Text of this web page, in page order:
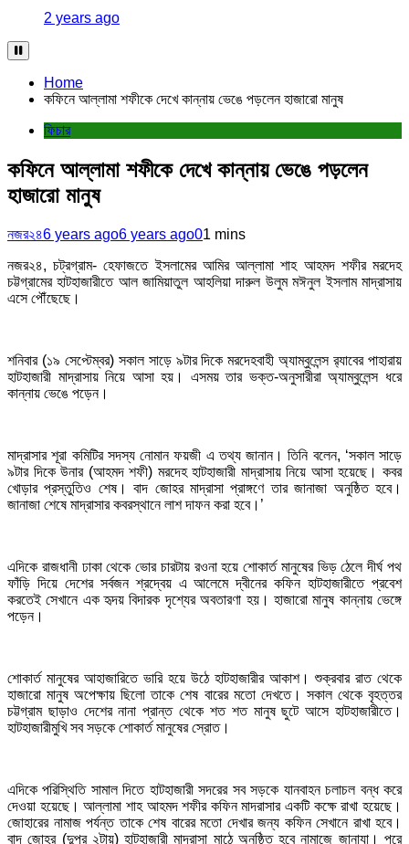
2 years ago
Home
কফিনে আল্লামা শফীকে দেখে কান্নায় ভেঙে পড়লেন হাজারো মানুষ
ফিচার
কফিনে আল্লামা শফীকে দেখে কান্নায় ভেঙে পড়লেন
হাজারো মানুষ
নজর২৪6 years ago6 years ago01 mins
নজর২৪, চট্রগ্রাম- হেফাজতে ইসলামের আমির আল্লামা শাহ আহমদ শফীর মরদেহ
চট্টগ্রামের হাটহাজারীতে আল জামিয়াতুল আহলিয়া দারুল উলুম মঈনুল ইসলাম মাদ্রাসায়
এসে পৌঁছেছে।
শনিবার (১৯ সেপ্টেম্বর) সকাল সাড়ে ৯টার দিকে মরদেহবাহী অ্যাম্বুলেন্স র‌্যাবের পাহারায়
হাটহাজারী মাদ্রাসায় নিয়ে আসা হয়। এসময় তার ভক্ত-অনুসারীরা অ্যাম্বুলেন্স ধরে
কান্নায় ভেঙে পড়েন।
মাদ্রাসার শূরা কমিটির সদস্য নোমান ফয়জী এ তথ্য জানান। তিনি বলেন, ‘সকাল সাড়ে
৯টার দিকে উনার (আহমদ শফী) মরদেহ হাটহাজারী মাদ্রাসায় নিয়ে আসা হয়েছে। কবর
খোড়ার প্রস্তুতিও শেষ। বাদ জোহর মাদ্রাসা প্রাঙ্গণে তার জানাজা অনুষ্ঠিত হবে।
জানাজা শেষে মাদ্রাসার কবরস্থানে লাশ দাফন করা হবে।’
এদিকে রাজধানী ঢাকা থেকে ভোর চারটায় রওনা হয়ে শোকার্ত মানুষের ভিড় ঠেলে দীর্ঘ পথ
ফাঁড়ি দিয়ে দেশের সর্বজন শ্রদ্বেয় এ আলেমে দ্বীনের কফিন হাটহাজারীতে প্রবেশ
করতেই সেখানে এক হৃদয় বিদারক দৃশ্যের অবতারণা হয়। হাজারো মানুষ কান্নায় ভেঙ্গে
পড়েন।
শোকার্ত মানুষের আহাজারিতে ভারি হয়ে উঠে হাটহাজারীর আকাশ। শুক্রবার রাত থেকে
হাজারো মানুষ অপেক্ষায় ছিলো তাকে শেষ বারের মতো দেখতে। সকাল থেকে বৃহত্তর
চট্টগ্রাম ছাড়াও দেশের নানা প্রান্ত থেকে শত শত মানুষ ছুটে আসে হাটহাজারীতে।
হাটহাজারীমুখি সব সড়কে শোকার্ত মানুষের স্রোত।
এদিকে পরিস্থিতি সামাল দিতে হাটহাজারী সদরের সব সড়কে যানবাহন চলাচল বন্ধ করে
দেওয়া হয়েছে। আল্লামা শাহ আহমদ শফীর কফিন মাদরাসার একটি কক্ষে রাখা হয়েছে।
জোহারের নামাজ পর্যন্ত তাকে শেষ বারের মতো দেখার জন্য কফিন সেখানে রাখা হবে।
বাদ জোহর (দুপুর ২টায়) হাটহাজারী মাদরাসা মাঠে অনুষ্ঠিত হবে নামাজে জানাযা। পরে